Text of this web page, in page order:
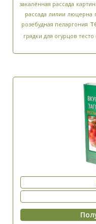
закалённая рассада
рассада лилии люцерна
розебудная пеларгония
грядки для огурцов